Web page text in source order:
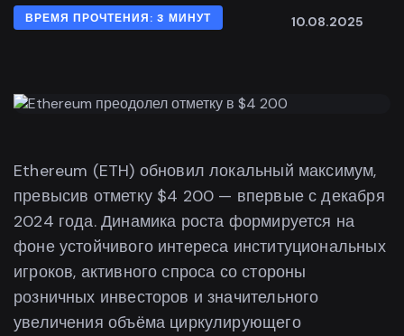
ВРЕМЯ ПРОЧТЕНИЯ: 3 МИНУТ 10.08.2025
Ethereum (ETH) обновил локальный максимум,
превысив отметку $4 200 — впервые с декабря
2024 года. Динамика роста формируется на
фоне устойчивого интереса институциональных
игроков, активного спроса со стороны
розничных инвесторов и значительного
увеличения объёма циркулирующего